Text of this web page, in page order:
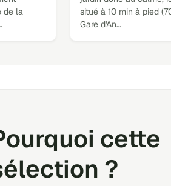
de la
situé à 10 min à pied
Gare d'An…
cette
?